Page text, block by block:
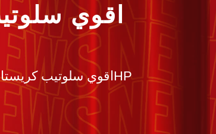
اقوي
اقوي سلوتيب كريستال للمصانع والمكتبات سلوتيب هاوس بلاست اتش بيHP